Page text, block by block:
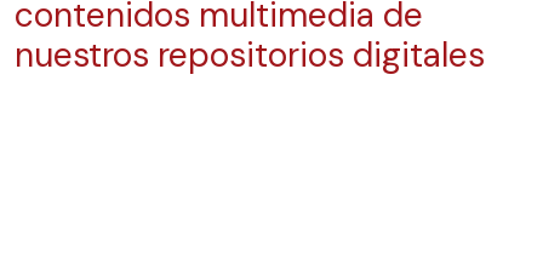
contenidos multimedia de
nuestros repositorios digitales